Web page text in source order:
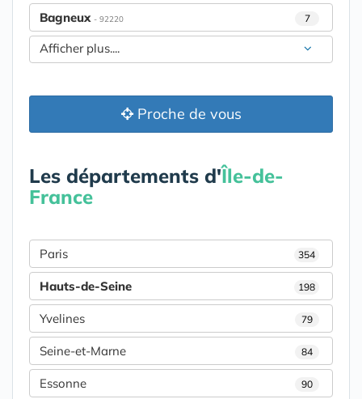
Bagneux - 92220 7
Afficher plus....
Proche de vous
Les départements d'Île-de-
France
Paris 354
Hauts-de-Seine 198
Yvelines 79
Seine-et-Marne 84
Essonne 90